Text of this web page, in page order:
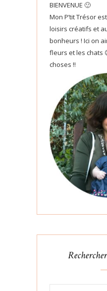
BIENVENUE 🙂
Mon P’tit Trésor
loisirs créatifs et
bonheurs ! Ici on
fleurs et les chats
choses !!